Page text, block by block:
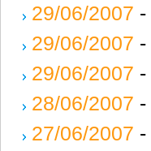
29/06/2007 -
29/06/2007 -
29/06/2007 -
28/06/2007 -
27/06/2007 -